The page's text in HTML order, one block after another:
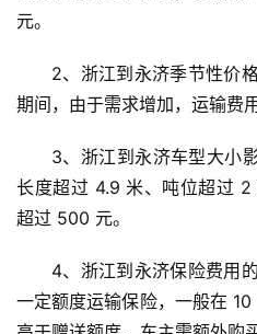
元。
2、浙江到永济季节性价
期间，由于需求增加，运输费
3、浙江到永济车型大小
长度超过 4.9 米、吨位超过
超过 500 元。
4、浙江到永济保险费用
一定额度运输保险，一般在